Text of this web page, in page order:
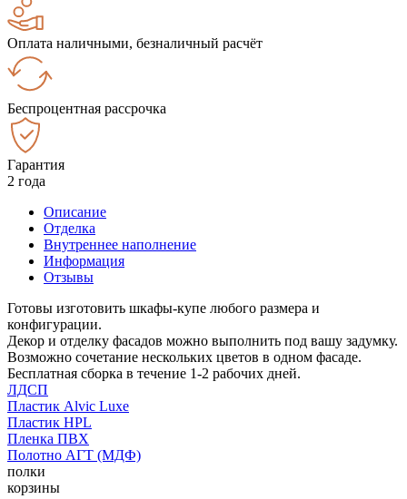
Оплата наличными, безналичный расчёт
Беспроцентная рассрочка
Гарантия
2 года
Описание
Отделка
Внутреннее наполнение
Информация
Отзывы
Готовы изготовить шкафы-купе любого размера и
конфигурации.
Декор и отделку фасадов можно выполнить под вашу задумку.
Возможно сочетание нескольких цветов в одном фасаде.
Бесплатная сборка в течение 1-2 рабочих дней.
ЛДСП
Пластик Alvic Luxe
Пластик HPL
Пленка ПВХ
Полотно АГТ (МДФ)
полки
корзины